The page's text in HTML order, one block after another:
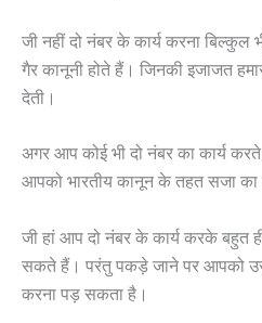
जी नहीं दो नंबर के कार्य करना बिल्कुल
गैर कानूनी होते हैं। जिनकी इजाजत
देती।
अगर आप कोई भी दो नंबर का कार्य
आपको भारतीय कानून के तहत सजा का
जी हां आप दो नंबर के कार्य करके बहुत
सकते हैं। परंतु पकड़े जाने पर आपको
करना पड़ सकता है।